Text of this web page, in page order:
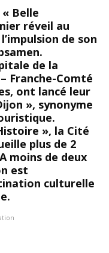
Belle
réveil au
de son
de la
Franche-Comté
ont lancé leur
», synonyme
», la Cité
plus de 2
moins de deux
est
culturelle